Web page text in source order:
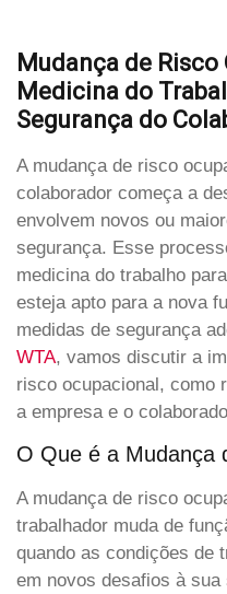
Mudança de Risco
Medicina do
Segurança do
A mudança de risco
colaborador começa a
envolvem novos ou
segurança. Esse
medicina do trabalho
esteja apto para a nova
medidas de segurança
WTA, vamos discutir a
risco ocupacional, como
a empresa e o
O Que é a Mudança
A mudança de risco
trabalhador muda de
quando as condições de
em novos desafios à